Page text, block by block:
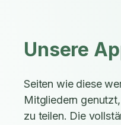
Unsere
Seiten wie diese
Mitgliedern
zu teilen. Die